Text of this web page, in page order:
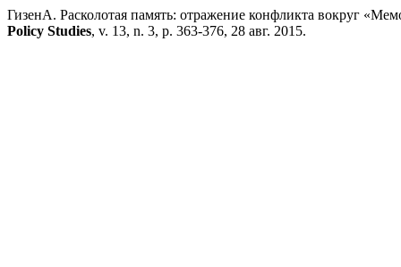
ГизенА. Расколотая память: отражение конфликта вокруг
Policy Studies, v. 13, n. 3, p. 363-376, 28 авг. 2015.